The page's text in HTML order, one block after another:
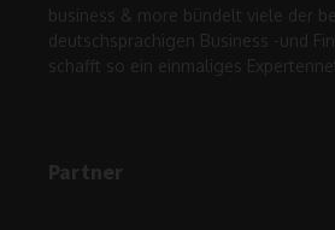
business & more bündelt viele der
deutschsprachigen Business -und
schafft so ein einmaliges
Partner